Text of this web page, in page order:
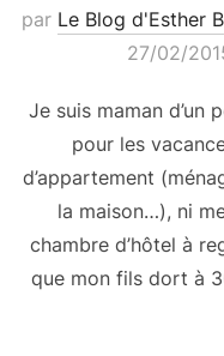
par Le Blog d'Esther B
Publié
27/02/
Je suis maman d’un
pour les
d’appartement
la maison…), ni
chambre d’hôtel à
que mon fils dort à